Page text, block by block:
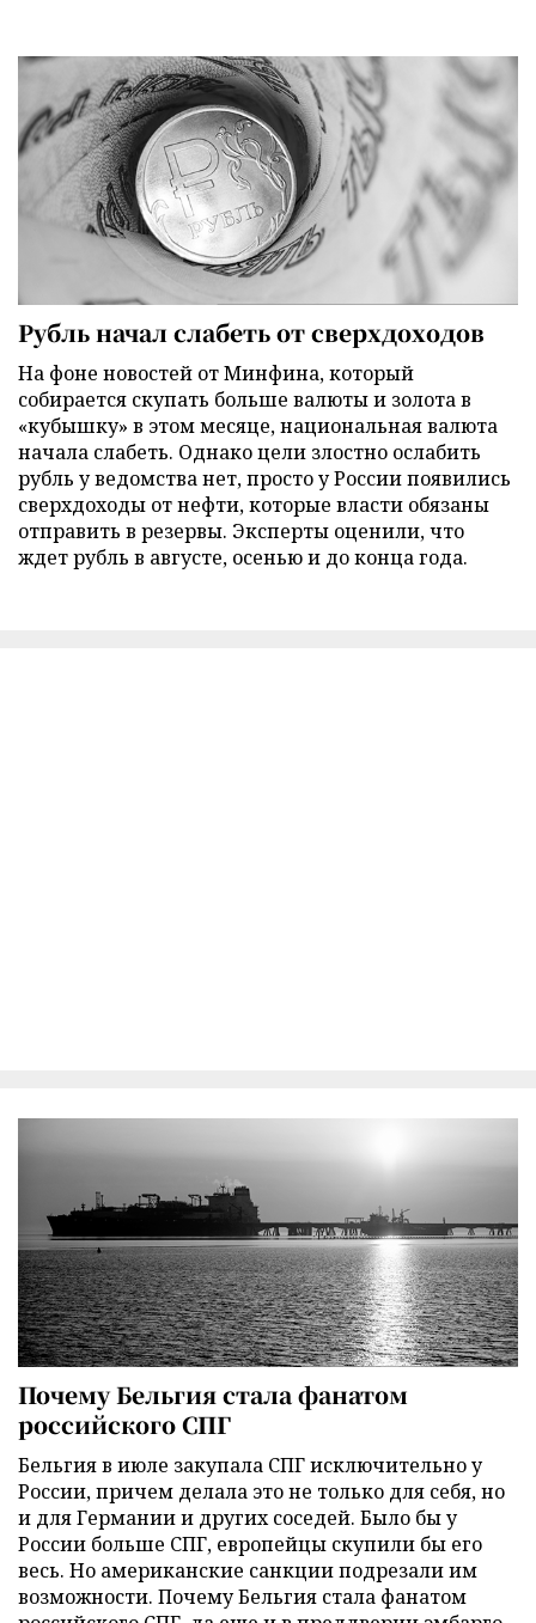
Рубль начал слабеть от сверхдоходов
На фоне новостей от Минфина, который
собирается скупать больше валюты и золота в
«кубышку» в этом месяце, национальная валюта
начала слабеть. Однако цели злостно ослабить
рубль у ведомства нет, просто у России появились
сверхдоходы от нефти, которые власти обязаны
отправить в резервы. Эксперты оценили, что
ждет рубль в августе, осенью и до конца года.
Почему Бельгия стала фанатом
российского СПГ
Бельгия в июле закупала СПГ исключительно у
России, причем делала это не только для себя, но
и для Германии и других соседей. Было бы у
России больше СПГ, европейцы скупили бы его
весь. Но американские санкции подрезали им
возможности. Почему Бельгия стала фанатом